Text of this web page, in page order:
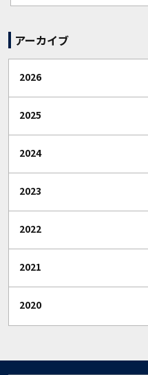
アーカイブ
2026
2025
2024
2023
2022
2021
2020